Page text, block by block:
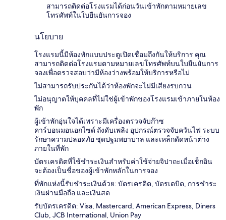
สามารถติดต่อโรงแรมได้ก่อนวันเข้าพักตามหมายเลข
โทรศัพท์ในใบยืนยันการจอง
นโยบาย
โรงแรมนี้มีห้องพักแบบประตูเปิดเชื่อมถึงกันให้บริการ คุณ
สามารถติดต่อโรงแรมตามหมายเลขโทรศัพท์บนใบยืนยันการ
จองเพื่อตรวจสอบว่ามีห้องว่างพร้อมให้บริการหรือไม่
ไม่สามารถรับประกันได้ว่าห้องพักจะไม่มีเสียงรบกวน
ไม่อนุญาตให้บุคคลที่ไม่ใช่ผู้เข้าพักของโรงแรมเข้าภายในห้อง
พัก
ผู้เข้าพักอุ่นใจได้เพราะมีเครื่องตรวจจับก๊าซ
คาร์บอนมอนอกไซด์ ถังดับเพลิง อุปกรณ์ตรวจจับควันไฟ ระบบ
รักษาความปลอดภัย ชุดปฐมพยาบาล และเหล็กดัดหน้าต่าง
ภายในที่พัก
บัตรเครดิตที่ใช้ชำระเงินสำหรับค่าใช้จ่ายจิปาถะเมื่อเช็กอิน
จะต้องเป็นชื่อของผู้เข้าพักหลักในการจอง
ที่พักแห่งนี้รับชำระเงินด้วย: บัตรเครดิต, บัตรเดบิต, การชำระ
เงินผ่านมือถือ และเงินสด
รับบัตรเครดิต: Visa, Mastercard, American Express, Diners
Club, JCB International, Union Pay